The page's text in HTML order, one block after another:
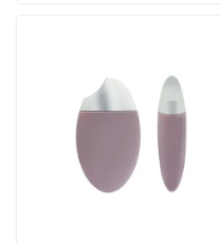
제품
동영상